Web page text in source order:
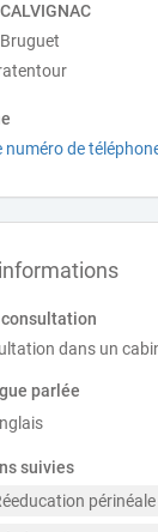
numéro de
consultation
dans un
parlée
suivies
périnéale